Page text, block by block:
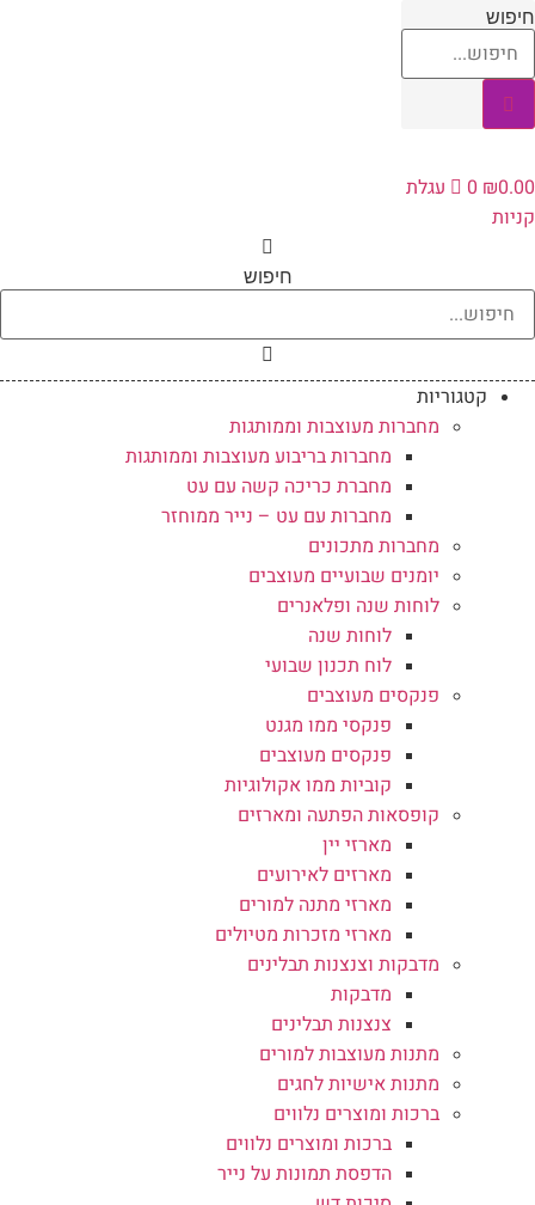
דלג
לתוכן
חיפוש
₪0.00
0
עגלת
קניות
חיפוש
קטגוריות
מחברות מעוצבות וממותגות
מחברות בריבוע מעוצבות וממותגות
מחברת כריכה קשה עם עט
מחברות עם עט – נייר ממוחזר
מחברות מתכונים
יומנים שבועיים מעוצבים
לוחות שנה ופלאנרים
לוחות שנה
לוח תכנון שבועי
פנקסים מעוצבים
פנקסי ממו מגנט
פנקסים מעוצבים
קוביות ממו אקולוגיות
קופסאות הפתעה ומארזים
מארזי יין
מארזים לאירועים
מארזי מתנה למורים
מארזי מזכרות מטיולים
מדבקות וצנצנות תבלינים
מדבקות
צנצנות תבלינים
מתנות מעוצבות למורים
מתנות אישיות לחגים
ברכות ומוצרים נלווים
ברכות ומוצרים נלווים
הדפסת תמונות על נייר